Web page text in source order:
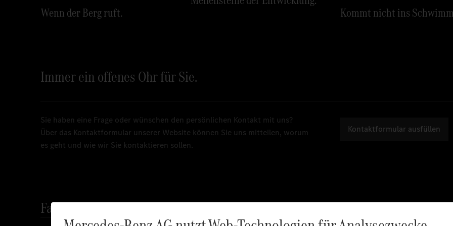
Wenn der Berg ruft. Kommt nicht ins
Immer ein offenes Ohr für Sie.
Sie haben eine Frage oder wünschen den persönlichen Kontakt mit uns?
Über das Kontaktformular unserer Website können Sie uns mitteilen, worum
es geht und wie wir Sie kontaktieren sollen.
Kontaktformular ausfüllen
Fahrzeuge Erfolgsgeschichten